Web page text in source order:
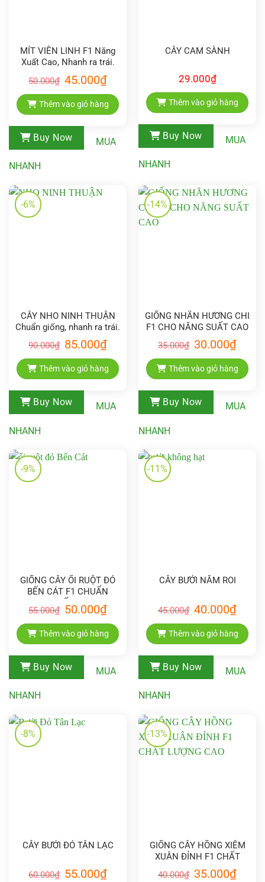
MÍT VIÊN LINH F1 Năng
Xuất Cao, Nhanh ra trái.
50.000₫
Giá
gốc
là:
50.000₫.
45.000₫Giá
hiện
tại
45.000₫.
Thêm vào giỏ hàng
Buy Now MUA
NHANH
CÂY CAM SÀNH
29.000₫
Thêm vào giỏ hàng
Buy Now MUA
NHANH
-6%
CÂY NHO NINH THUẬN
Chuẩn giống, nhanh ra trái.
90.000₫ Giá
gốc
là:
90.000₫.
85.000₫Giá
hiện
tại
là:
85.000₫.
Thêm vào giỏ hàng
Buy Now MUA
NHANH
-14%
GIỐNG NHÃN HƯƠNG CHI
F1 CHO NĂNG SUẤT CAO
35.000₫ Giá
gốc
là:
35.000₫.
30.000₫Giá
hiện
tại
là:
Thêm vào giỏ hàng
Buy Now MUA
NHANH
-9%
GIỐNG CÂY ỔI RUỘT ĐỎ
BẾN CÁT F1 CHUẨN
GIỐNG
55.000₫
Giá
gốc
là:
55.000₫.
50.000₫Giá
hiện
tại
50.000₫.
Thêm vào giỏ hàng
Buy Now MUA
NHANH
-11%
CÂY BƯỞI NĂM ROI
45.000₫
Giá
gốc
là:
45.000₫.
40.000₫Giá
hiện
tại
Thêm vào giỏ hàng
Buy Now MUA
NHANH
-8%
CÂY BƯỞI ĐỎ TÂN LẠC
60.000₫
Giá
gốc
55.000₫Giá
hiện
-13%
GIỐNG CÂY HỒNG XIÊM
XUÂN ĐỈNH F1 CHẤT
LƯỢNG CAO
40.000₫ Giá
gốc
35.000₫Giá
hiện